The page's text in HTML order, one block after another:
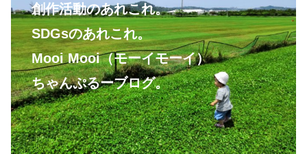
創作活動のあれこれ。
SDGsのあれこれ。
Mooi Mooi（モーイモーイ）
ちゃんぷるーブログ。